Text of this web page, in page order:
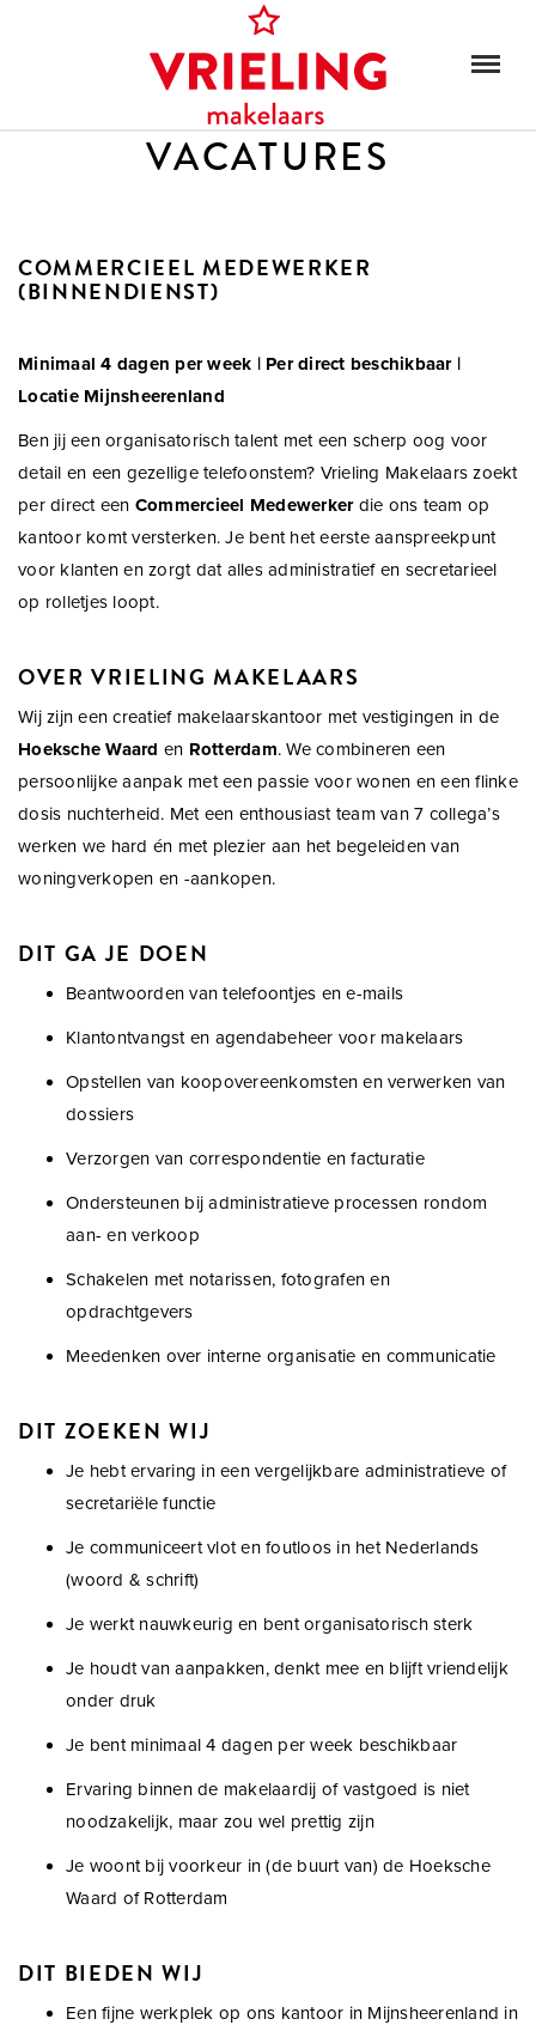
VACATURES
COMMERCIEEL MEDEWERKER
(BINNENDIENST)
Minimaal 4 dagen per week | Per direct beschikbaar |
Locatie Mijnsheerenland
Ben jij een organisatorisch talent met een scherp oog voor
detail en een gezellige telefoonstem? Vrieling Makelaars zoekt
per direct een Commercieel Medewerkerdie ons team op
kantoor komt versterken. Je bent het eerste aanspreekpunt
voor klanten en zorgt dat alles administratief en secretarieel
op rolletjes loopt.
OVER VRIELING MAKELAARS
Wij zijn een creatief makelaarskantoor met vestigingen in de
Hoeksche Waard en Rotterdam. We combineren een
persoonlijke aanpak met een passie voor wonen en een flinke
dosis nuchterheid. Met een enthousiast team van 7 collega’s
werken we hard én met plezier aan het begeleiden van
woningverkopen en -aankopen.
DIT GA JE DOEN
Beantwoorden van telefoontjes en e-mails
Klantontvangst en agendabeheer voor makelaars
Opstellen van koopovereenkomsten en verwerken van
dossiers
Verzorgen van correspondentie en facturatie
Ondersteunen bij administratieve processen rondom
aan- en verkoop
Schakelen met notarissen, fotografen en
opdrachtgevers
Meedenken over interne organisatie en communicatie
DIT ZOEKEN WIJ
Je hebt ervaring in een vergelijkbare administratieve of
secretariële functie
Je communiceert vlot en foutloos in het Nederlands
(woord & schrift)
Je werkt nauwkeurig en bent organisatorisch sterk
Je houdt van aanpakken, denkt mee en blijft vriendelijk
onder druk
Je bent minimaal 4 dagen per week beschikbaar
Ervaring binnen de makelaardij of vastgoed is niet
noodzakelijk, maar zou wel prettig zijn
Je woont bij voorkeur in (de buurt van) de Hoeksche
Waard of Rotterdam
DIT BIEDEN WIJ
Een fijne werkplek op ons kantoor in Mijnsheerenland in